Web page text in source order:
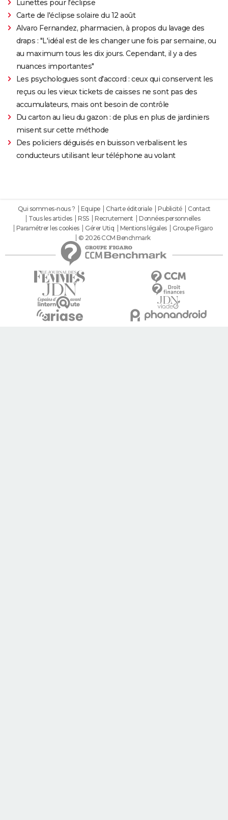
Lunettes pour l'éclipse
Carte de l'éclipse solaire du 12 août
Alvaro Fernandez, pharmacien, à propos du lavage des
draps : "L'idéal est de les changer une fois par semaine, ou
au maximum tous les dix jours. Cependant, il y a des
nuances importantes"
Les psychologues sont d'accord : ceux qui conservent les
reçus ou les vieux tickets de caisses ne sont pas des
accumulateurs, mais ont besoin de contrôle
Du carton au lieu du gazon : de plus en plus de jardiniers
misent sur cette méthode
Des policiers déguisés en buisson verbalisent les
conducteurs utilisant leur téléphone au volant
Qui sommes-nous ? Equipe Charte éditoriale Publicité
Contact
Tous les articles
RSS Recrutement
Données personnelles
Paramétrer les cookies
Gérer Utiq Mentions légales
Groupe Figaro
© 2026 CCM Benchmark